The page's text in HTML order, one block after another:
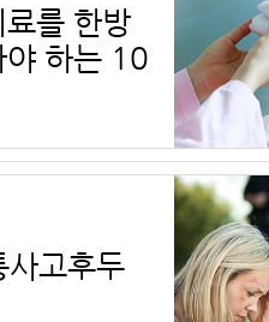
를 한방
야 하는 10
사고후두